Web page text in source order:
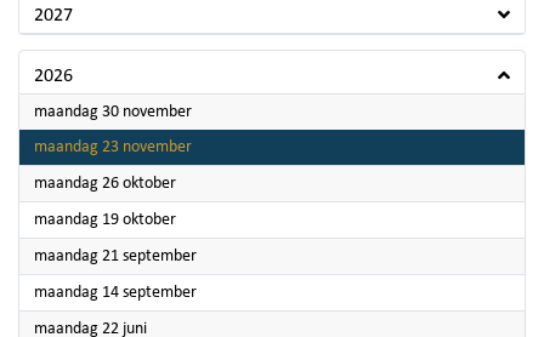
2027
2026
maandag 30 november2026
maandag 23 november2026
maandag 26 oktober2026
maandag 19 oktober2026
maandag 21 september2026
maandag 14 september2026
maandag 22 juni2026